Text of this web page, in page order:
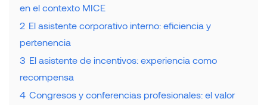
en el contexto MICE
2 El asistente corporativo interno: eficiencia y
pertenencia
3 El asistente de incentivos: experiencia como
recompensa
4 Congresos y conferencias profesionales: el valor